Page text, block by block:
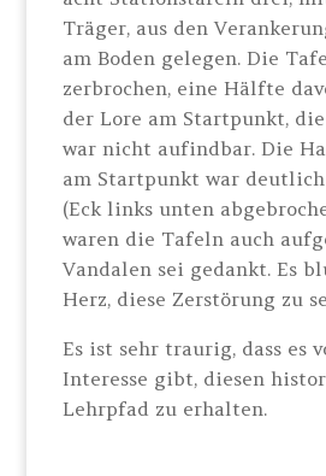
Träger, aus den
am Boden gelegen. Die
zerbrochen, eine Hälfte
der Lore am Startpunkt,
war nicht aufindbar. Die
am Startpunkt war
(Eck links unten
waren die Tafeln auch
Vandalen sei gedankt. Es
Herz, diese Zerstörung zu
Es ist sehr traurig, dass es
Interesse gibt, diesen
Lehrpfad zu erhalten.